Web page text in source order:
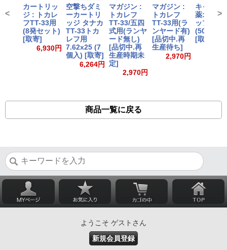
カートリッ
ジ : トカレ
フTT-33用
(8発セット)
[取寄]
6,930円
空撃ちダミ
ーカートリ
ッジ タナカ
TT-33トカ
レフ用
7.62x25 (7
個入) [取寄]
6,264円
マガジン :
トカレフ
TT-33/五四
式用(ランヤ
ード無し)
[品切中.再
生産時期未
定]
2,970円
マガジン :
トカレフ
TT-33用(ラ
ンヤード有)
[品切中.再
生産待ち]
2,970円
キャップ
薬:MGキ
ップ/5mm
(50入2)
[取寄]
< >
商品一覧に戻る
ようこそ ゲストさん
新規会員登録